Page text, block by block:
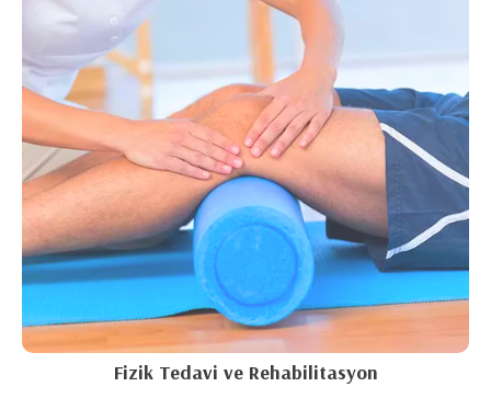
Fizik Tedavi ve Rehabilitasyon